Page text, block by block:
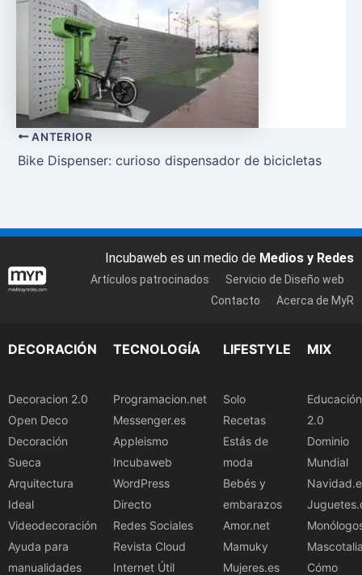
ANTERIOR
Bike Dispenser: curioso dispensador de bicicletas
Incubaweb es un medio de Medios y Redes
Artículos patrocinados
Servicio de Diseño web
Contacto
Acerca de MyR
DECORACIÓN
Decoracion 2.0
Open Deco
Decoración
Sueca
Arquitectura
Ideal
Videodecoración
Ayuda para
manualidades
TECNOLOGÍA
Programacion.net
Messenger.es
Appleismo
Incubaweb
WordPress
Directo
Redes Sociales
Revista Cloud
Internet Útil
LIFESTYLE
Solo
Recetas
Estás de
moda
Bebés y
embarazos
Amor.net
Mamuky
Mujeres.es
MIX
Educación
2.0
Dominio
Mundial
Cómo